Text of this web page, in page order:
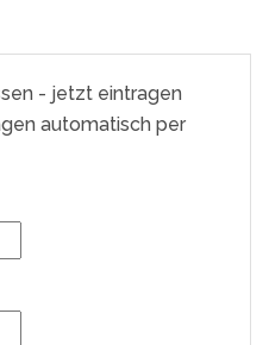
- jetzt eintragen
automatisch per